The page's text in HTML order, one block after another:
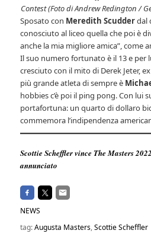
Contest (Foto di Andrew Redington /
Sposato con Meredith Scudderdal
conosciuto al liceo quella che poi è
anche la mia migliore amica”, come
Il suo numero fortunato è il 13 e per
cresciuto con il mito di Derek Jeter,
più grande atleta di sempre è
hobbies c’è poi il ping pong. Con lui
portafortuna: un quarto di dollaro
commemora l’indipendenza
Scottie Scheffler vince The Masters
annunciato
NEWS
tag:Augusta Masters,Scottie Scheffler